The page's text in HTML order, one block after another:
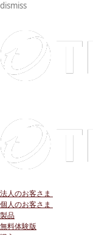
dismiss
法人のお客さま
個人のお客さま
製品
無料体験版